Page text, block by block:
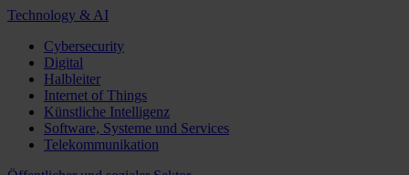
Technology & AI
Cybersecurity
Digital
Halbleiter
Internet of Things
Künstliche Intelligenz
Software, Systeme und Services
Telekommunikation